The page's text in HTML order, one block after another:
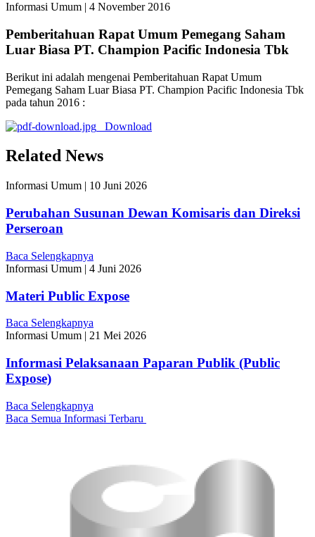
Informasi Umum | 4 November 2016
Pemberitahuan Rapat Umum Pemegang Saham
Luar Biasa PT. Champion Pacific Indonesia Tbk
Berikut ini adalah mengenai Pemberitahuan Rapat Umum
Pemegang Saham Luar Biasa PT. Champion Pacific Indonesia Tbk
pada tahun 2016 :
Download
Related News
Informasi Umum | 10 Juni 2026
Perubahan Susunan Dewan Komisaris dan Direksi
Perseroan
Baca Selengkapnya
Informasi Umum | 4 Juni 2026
Materi Public Expose
Baca Selengkapnya
Informasi Umum | 21 Mei 2026
Informasi Pelaksanaan Paparan Publik (Public
Expose)
Baca Selengkapnya
Baca Semua Informasi Terbaru